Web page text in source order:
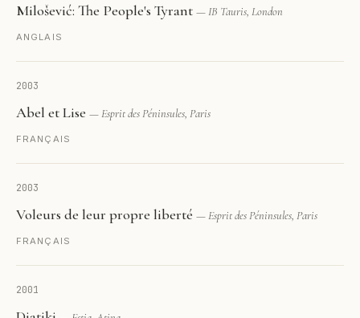
Milošević: The People's Tyrant — IB Tauris, London
ANGLAIS
2003
Abel et Lise — Esprit des Péninsules, Paris
FRANÇAIS
2003
Voleurs de leur propre liberté — Esprit des Péninsules, Paris
FRANÇAIS
2001